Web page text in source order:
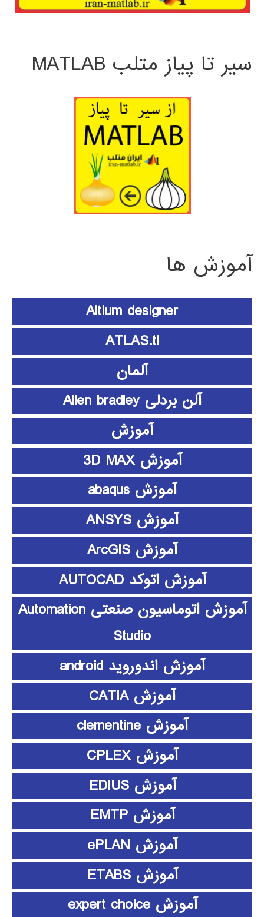
سیر تا پیاز متلب MATLAB
آموزش ها
Altium designer
ATLAS.ti
آلمان
آلن بردلی Allen bradley
آموزش
آموزش 3D MAX
آموزش abaqus
آموزش ANSYS
آموزش ArcGIS
آموزش اتوکد AUTOCAD
آموزش اتوماسیون صنعتی Automation
Studio
آموزش اندوروید android
آموزش CATIA
آموزش clementine
آموزش CPLEX
آموزش EDIUS
آموزش EMTP
آموزش ePLAN
آموزش ETABS
آموزش expert choice